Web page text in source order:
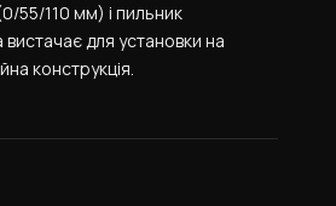
55/110 мм) і пильник
для установки на
конструкція.